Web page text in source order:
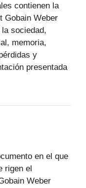
contienen la
Gobain Weber
sociedad,
memoria,
y
presentada
en el que
rigen el
Weber